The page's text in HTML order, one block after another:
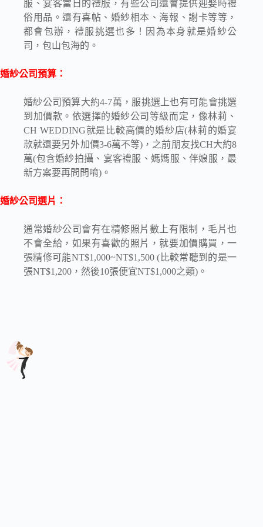
服、宴客當日的禮服，有些公司還會提供迎娶時禮
俗用品。還有喜帖、婚紗相本、海報、謝卡等等，
都會包辦，禮服挑選也多！因為本身就是婚紗公
司，包山包海的。
婚紗公司預算：
婚紗公司預算大約4-7萬，服挑選上也有可能會挑選
到加價款。依選擇的婚紗公司等級而定，像林莉、
CH WEDDING就是比較高價的婚紗店(林莉的婚宴
款就還要另外加價3-6萬不等)，之前朋友找CH大約8
萬(包含婚紗拍攝、宴客禮服、媽媽服、伴娘服，最
新方案要再問問唷)。
婚紗公司選片：
通常婚紗公司會有在精修照片數上有限制，毛片也
不會全給，如果有喜歡的照片，就要加價購買，一
張精修可能NT$1,000~NT$1,500 (比較常聽到的是一
張NT$1,200，然後10張便宜NT$1,000之類)。